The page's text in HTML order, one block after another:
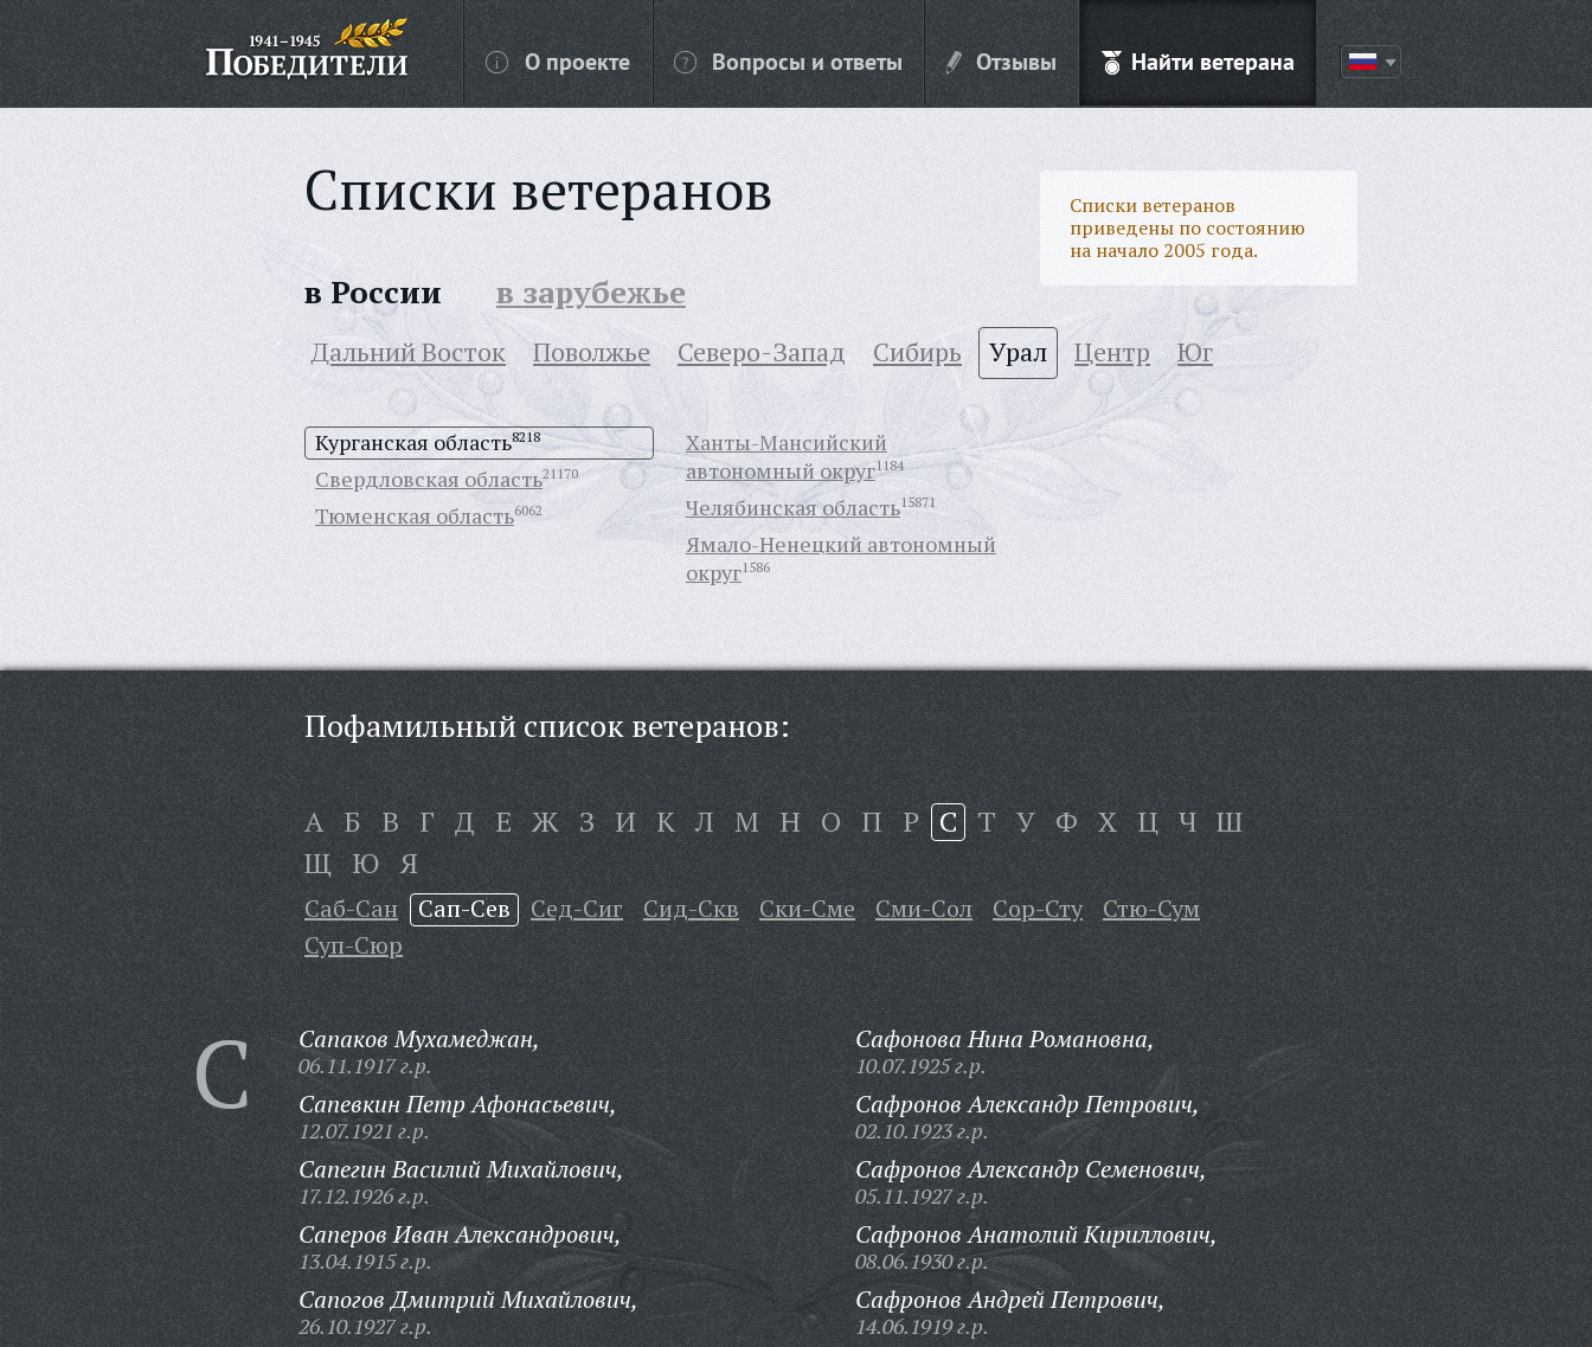
О проекте Вопросы и ответы Отзывы Найти ветерана
Списки ветеранов
Списки ветеранов
приведены по состоянию
на начало 2005 года.
в России в зарубежье
Дальний Восток Поволжье Северо-Запад Сибирь Урал Центр Юг
Курганская область8218
Свердловская область21170
Тюменская область6062
Ханты-Мансийский
автономный округ1184
Челябинская область15871
Ямало-Ненецкий автономный
округ1586
Пофамильный список ветеранов:
А Б В Г Д Е Ж З И К Л М Н О П Р С Т У Ф Х Ц Ч Ш
Щ Ю Я
Саб-Сан Сап-Сев Сед-Сиг Сид-Скв Ски-Сме Сми-Сол Сор-Сту
Стю-Сум
Суп-Сюр
С Сапаков Мухамеджан,
06.11.1917 г.р.
Сапевкин Петр Афонасьевич,
12.07.1921 г.р.
Сапегин Василий Михайлович,
17.12.1926 г.р.
Саперов Иван Александрович,
13.04.1915 г.р.
Сапогов Дмитрий Михайлович,
26.10.1927 г.р.
Сафонова Нина Романовна,
10.07.1925 г.р.
Сафронов Александр Петрович,
02.10.1923 г.р.
Сафронов Александр Семенович,
05.11.1927 г.р.
Сафронов Анатолий Кириллович,
08.06.1930 г.р.
Сафронов Андрей Петрович,
14.06.1919 г.р.